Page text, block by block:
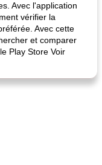
Avec l'application
vérifier la
Avec cette
et comparer
Play Store Voir